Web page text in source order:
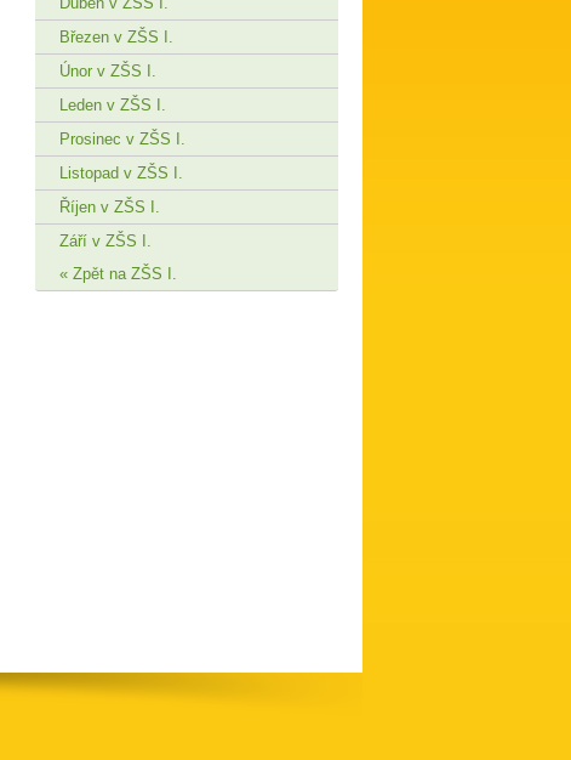
Březen v ZŠS I.
Únor v ZŠS I.
Leden v ZŠS I.
Prosinec v ZŠS I.
Listopad v ZŠS I.
Říjen v ZŠS I.
Září v ZŠS I.
Zpět na ZŠS I.